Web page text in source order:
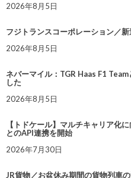
2026年8月5日
フジトランスコーポレーション／
2026年8月5日
ネバーマイル：TGR Haas F1
した
2026年8月5日
【トドケール】マルチキャリア化
とのAPI連携を開始
2026年7月30日
JR貨物／お盆休み期間の貨物列車